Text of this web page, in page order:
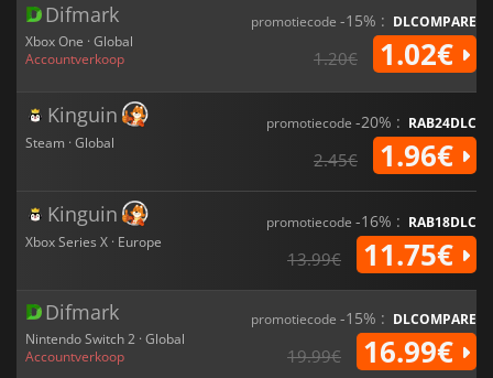
Difmark
Xbox One · Global
Accountverkoop
promotiecode -15% : DLCOMPARE
1.20€ 1.02€
Kinguin
Steam · Global
promotiecode -20% : RAB24DLC
2.45€ 1.96€
Kinguin
Xbox Series X · Europe
promotiecode -16% : RAB18DLC
13.99€ 11.75€
Difmark
Nintendo Switch 2 · Global
Accountverkoop
promotiecode -15% : DLCOMPARE
19.99€ 16.99€